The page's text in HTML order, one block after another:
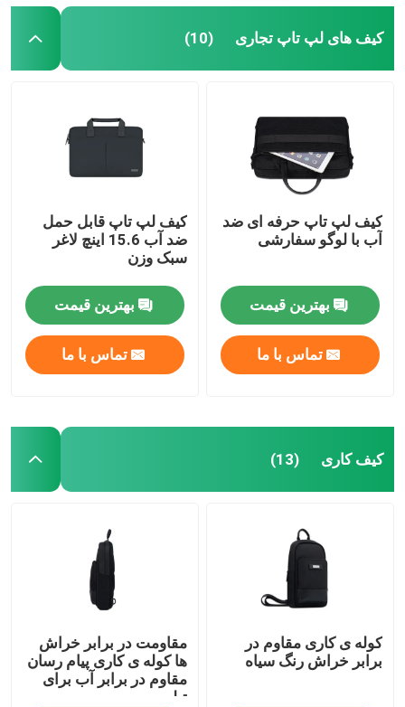
کیف های لپ تاپ تجاری (10)
کیف لپ تاپ حرفه ای ضد
آب با لوگو سفارشی
بهترین قیمت
تماس با ما
کیف لپ تاپ قابل حمل
ضد آب 15.6 اینچ لاغر
سبک وزن
بهترین قیمت
تماس با ما
کیف کاری (13)
کوله ی کاری مقاوم در
برابر خراش رنگ سیاه
مقاومت در برابر خراش
ها کوله ی کاری پیام رسان
مقاوم در برابر آب برای
تبلت